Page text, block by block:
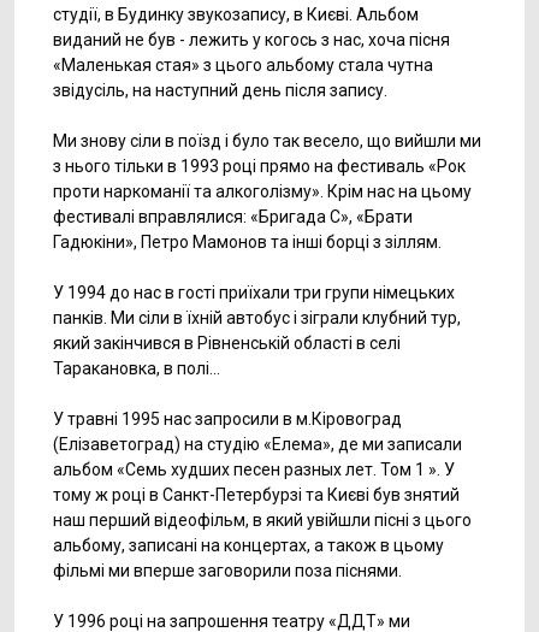
студії, в Будинку звукозапису, в Києві. Альбом
виданий не був - лежить у когось з нас, хоча пісня
«Маленькая стая» з цього альбому стала чутна
звідусіль, на наступний день після запису.
Ми знову сіли в поїзд і було так весело, що вийшли ми
з нього тільки в 1993 році прямо на фестиваль «Рок
проти наркоманії та алкоголізму». Крім нас на цьому
фестивалі вправлялися: «Бригада С», «Брати
Гадюкіни», Петро Мамонов та інші борці з зіллям.
У 1994 до нас в гості приїхали три групи німецьких
панків. Ми сіли в їхній автобус і зіграли клубний тур,
який закінчився в Рівненській області в селі
Таракановка, в полі...
У травні 1995 нас запросили в м.Кіровоград
(Елізаветоград) на студію «Елема», де ми записали
альбом «Семь худших песен разных лет. Том 1 ». У
тому ж році в Санкт-Петербурзі та Києві був знятий
наш перший відеофільм, в який увійшли пісні з цього
альбому, записані на концертах, а також в цьому
фільмі ми вперше заговорили поза піснями.
У 1996 році на запрошення театру «ДДТ» ми